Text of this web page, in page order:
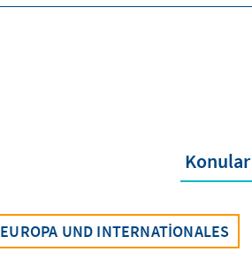
Konular
EUROPA UND INTERNATIONALES